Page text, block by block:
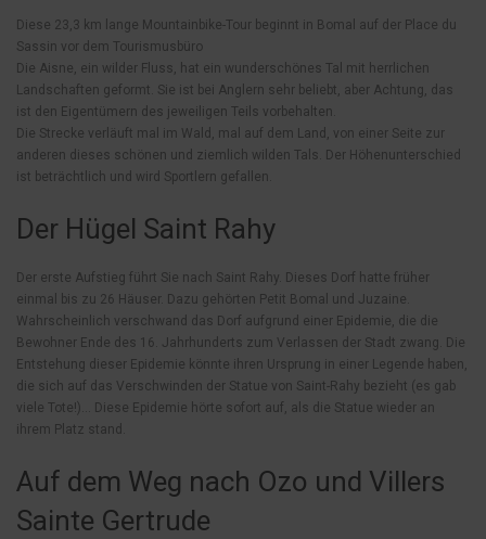
Diese 23,3 km lange Mountainbike-Tour beginnt in Bomal auf der Place du
Sassin vor dem Tourismusbüro
Die Aisne, ein wilder Fluss, hat ein wunderschönes Tal mit herrlichen
Landschaften geformt. Sie ist bei Anglern sehr beliebt, aber Achtung, das
ist den Eigentümern des jeweiligen Teils vorbehalten.
Die Strecke verläuft mal im Wald, mal auf dem Land, von einer Seite zur
anderen dieses schönen und ziemlich wilden Tals. Der Höhenunterschied
ist beträchtlich und wird Sportlern gefallen.
Der Hügel Saint Rahy
Der erste Aufstieg führt Sie nach Saint Rahy. Dieses Dorf hatte früher
einmal bis zu 26 Häuser. Dazu gehörten Petit Bomal und Juzaine.
Wahrscheinlich verschwand das Dorf aufgrund einer Epidemie, die die
Bewohner Ende des 16. Jahrhunderts zum Verlassen der Stadt zwang. Die
Entstehung dieser Epidemie könnte ihren Ursprung in einer Legende haben,
die sich auf das Verschwinden der Statue von Saint-Rahy bezieht (es gab
viele Tote!)… Diese Epidemie hörte sofort auf, als die Statue wieder an
ihrem Platz stand.
Auf dem Weg nach Ozo und Villers
Sainte Gertrude